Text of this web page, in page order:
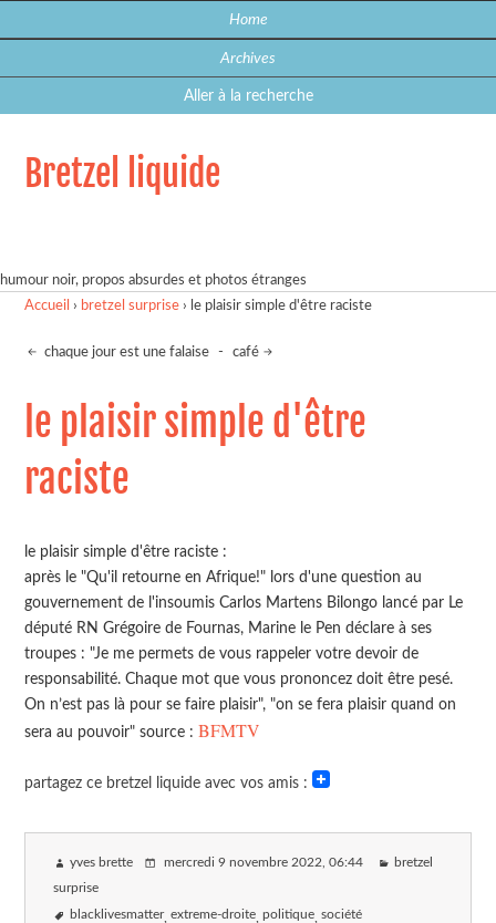
Home
Archives
Aller à la recherche
Bretzel liquide
humour noir, propos absurdes et photos étranges
Accueil › bretzel surprise › le plaisir simple d'être raciste
chaque jour est une falaise - café
le plaisir simple d'être
raciste
le plaisir simple d'être raciste :
après le "Qu'il retourne en Afrique!" lors d'une question au
gouvernement de l'insoumis Carlos Martens Bilongo lancé par Le
député RN Grégoire de Fournas, Marine le Pen déclare à ses
troupes : "Je me permets de vous rappeler votre devoir de
responsabilité. Chaque mot que vous prononcez doit être pesé.
On n’est pas là pour se faire plaisir", "on se fera plaisir quand on
sera au pouvoir" source :BFMTV
partagez ce bretzel liquide avec vos amis :
yves brette mercredi 9 novembre 2022, 06:44 bretzel
surprise
blacklivesmatter extreme-droite politique société